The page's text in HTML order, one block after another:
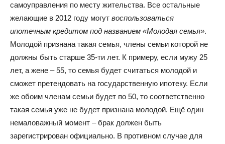
самоуправления по месту жительства. Все остальные
желающие в 2012 году могут воспользоваться
ипотечным кредитом под названием «Молодая семья».
Молодой признана такая семья, члены семьи которой не
должны быть старше 35-ти лет. К примеру, если мужу 25
лет, а жене – 55, то семья будет считаться молодой и
сможет претендовать на государственную ипотеку. Если
же обоим членам семьи будет по 50, то соответственно
такая семья уже не будет признана молодой. Ещё один
немаловажный момент – брак должен быть
зарегистрирован официально. В противном случае для